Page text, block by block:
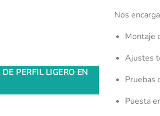
PERFIL LIGERO EN
Nos
Montaje
Ajustes
Pruebas
Puesta